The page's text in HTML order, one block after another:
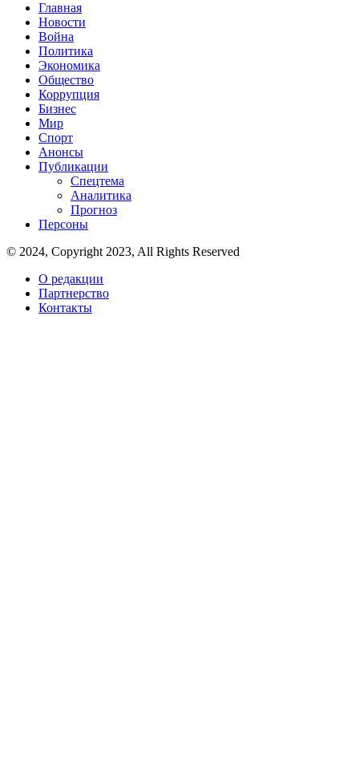
Главная
Новости
Война
Политика
Экономика
Общество
Коррупция
Бизнес
Мир
Спорт
Анонсы
Публикации
Спецтема
Аналитика
Прогноз
Персоны
© 2024, Copyright 2023, All Rights Reserved
О редакции
Партнерство
Контакты